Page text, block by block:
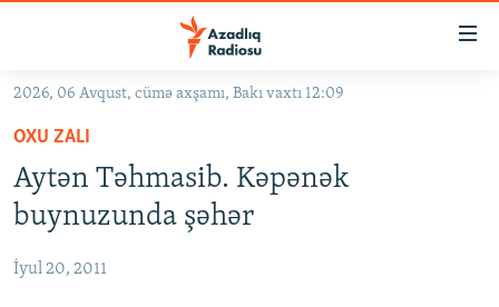
Əsas
qayıt
Əsas
naviqasiyaya
qayıt
Axtarışa
keç
KORRUPSIOMETR
#ƏSLINDƏ
FƏRQƏ BAX
2026, 06 Avqust, cümə axşamı, Bakı vaxtı 12:09
OXU ZALI
Aytən Təhmasib. Kəpənək
buynuzunda şəhər
İyul 20, 2011